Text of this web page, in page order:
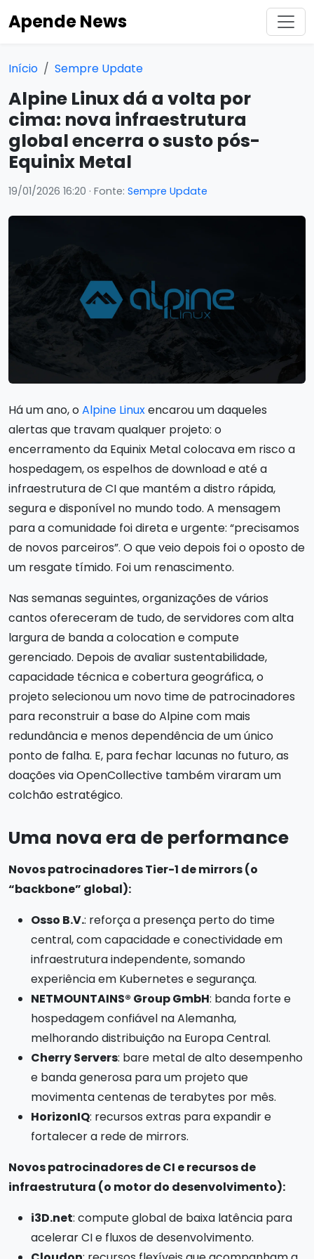
Apende News
Início Sempre Update
Alpine Linux dá a volta por
cima: nova infraestrutura
global encerra o susto pós-
Equinix Metal
19/01/2026 16:20 · Fonte: Sempre Update
Há um ano, oAlpine Linuxencarou um daqueles
alertas que travam qualquer projeto: o
encerramento da Equinix Metal colocava em risco a
hospedagem, os espelhos de download e até a
infraestrutura de CI que mantém a distro rápida,
segura e disponível no mundo todo. A mensagem
para a comunidade foi direta e urgente: “precisamos
de novos parceiros”. O que veio depois foi o oposto de
um resgate tímido. Foi um renascimento.
Nas semanas seguintes, organizações de vários
cantos ofereceram de tudo, de servidores com alta
largura de banda a colocation e compute
gerenciado. Depois de avaliar sustentabilidade,
capacidade técnica e cobertura geográfica, o
projeto selecionou um novo time de patrocinadores
para reconstruir a base do Alpine com mais
redundância e menos dependência de um único
ponto de falha. E, para fechar lacunas no futuro, as
doações via OpenCollective também viraram um
colchão estratégico.
Uma nova era de performance
Novos patrocinadores Tier-1 de mirrors (o
“backbone” global):
Osso B.V.: reforça a presença perto do time
central, com capacidade e conectividade em
infraestrutura independente, somando
experiência em Kubernetes e segurança.
NETMOUNTAINS® Group GmbH: banda forte e
hospedagem confiável na Alemanha,
melhorando distribuição na Europa Central.
Cherry Servers: bare metal de alto desempenho
e banda generosa para um projeto que
movimenta centenas de terabytes por mês.
HorizonIQ: recursos extras para expandir e
fortalecer a rede de mirrors.
Novos patrocinadores de CI e recursos de
infraestrutura (o motor do desenvolvimento):
i3D.net: compute global de baixa latência para
acelerar CI e fluxos de desenvolvimento.